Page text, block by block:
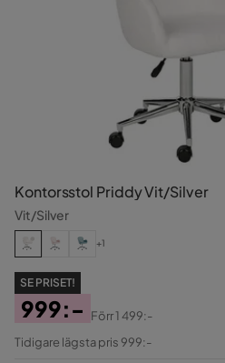
Kontorsstol Priddy Vit/Silver
Vit/Silver
+1
SE PRISET!
Pris
999:-
Original
Förr1 499:-
Tidigare lägsta pris 999:-